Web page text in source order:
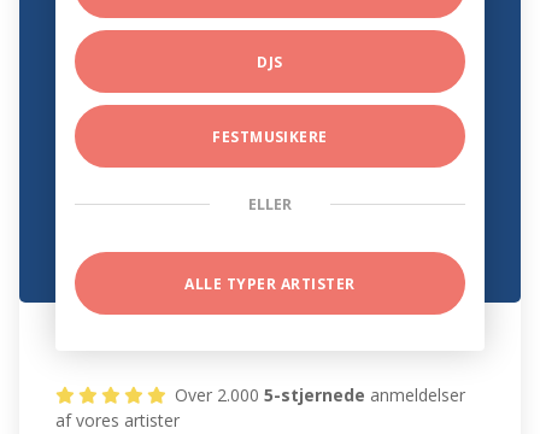
DJS
FESTMUSIKERE
ELLER
ALLE TYPER ARTISTER
Over 2.0005-stjernede anmeldelser
af vores artister